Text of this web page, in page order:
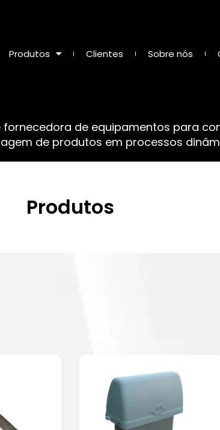
Produtos Clientes Sobre nós
de equipamentos para
de produtos em processos
Produtos